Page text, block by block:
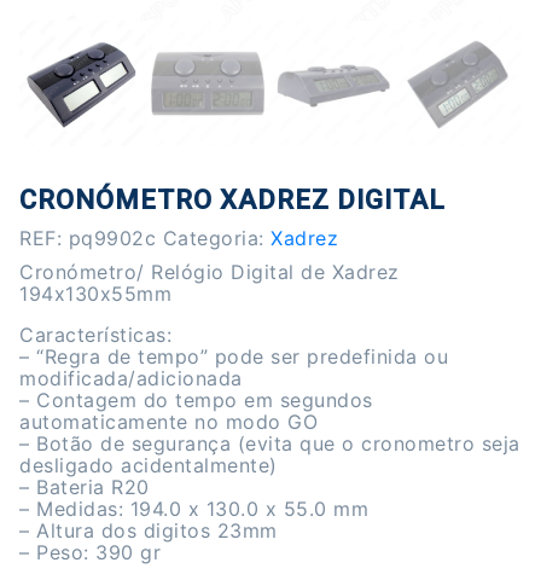
CRONÓMETRO XADREZ DIGITAL
REF: pq9902c Categoria: Xadrez
Cronómetro/ Relógio Digital de Xadrez
194x130x55mm
Características:
– “Regra de tempo” pode ser predefinida ou
modificada/adicionada
– Contagem do tempo em segundos
automaticamente no modo GO
– Botão de segurança (evita que o cronometro seja
desligado acidentalmente)
– Bateria R20
– Medidas: 194.0 x 130.0 x 55.0 mm
– Altura dos digitos 23mm
– Peso: 390 gr